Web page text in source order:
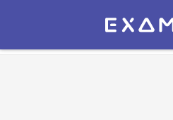
Экзамер — ЕГЭ 2027